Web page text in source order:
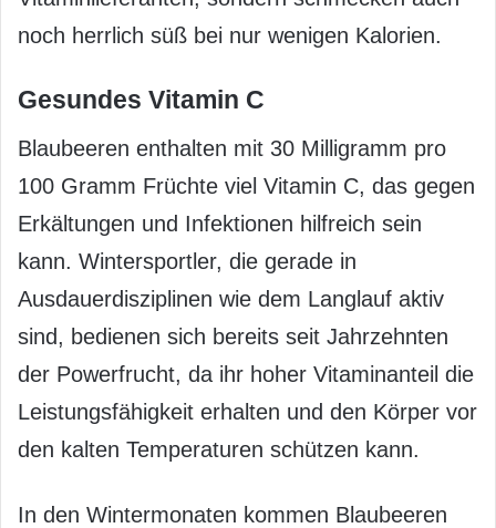
noch herrlich süß bei nur wenigen Kalorien.
Gesundes Vitamin C
Blaubeeren enthalten mit 30 Milligramm pro
100 Gramm Früchte viel Vitamin C, das gegen
Erkältungen und Infektionen hilfreich sein
kann. Wintersportler, die gerade in
Ausdauerdisziplinen wie dem Langlauf aktiv
sind, bedienen sich bereits seit Jahrzehnten
der Powerfrucht, da ihr hoher Vitaminanteil die
Leistungsfähigkeit erhalten und den Körper vor
den kalten Temperaturen schützen kann.
In den Wintermonaten kommen Blaubeeren